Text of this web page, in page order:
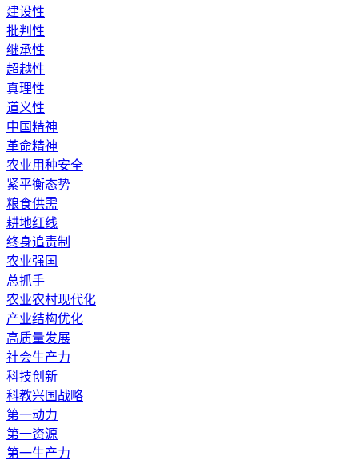
建设性
批判性
继承性
超越性
真理性
道义性
中国精神
革命精神
农业用种安全
紧平衡态势
粮食供需
耕地红线
终身追责制
农业强国
总抓手
农业农村现代化
产业结构优化
高质量发展
社会生产力
科技创新
科教兴国战略
第一动力
第一资源
第一生产力